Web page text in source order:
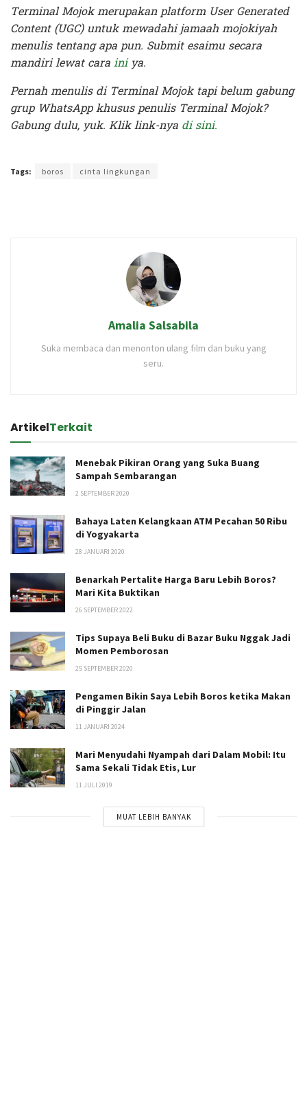
Terminal Mojok merupakan platform User Generated
Content (UGC) untuk mewadahi jamaah mojokiyah
menulis tentang apa pun. Submit esaimu secara
mandiri lewat carainiya.
Pernah menulis di Terminal Mojok tapi belum gabung
grup WhatsApp khusus penulis Terminal Mojok?
Gabung dulu, yuk. Klik link-nya di sini.
Tags: boros cinta lingkungan
Amalia Salsabila
Suka membaca dan menonton ulang film dan buku yang
seru.
ArtikelTerkait
Menebak Pikiran Orang yang Suka Buang
Sampah Sembarangan
2 SEPTEMBER 2020
Bahaya Laten Kelangkaan ATM Pecahan 50 Ribu
di Yogyakarta
28 JANUARI 2020
Benarkah Pertalite Harga Baru Lebih Boros?
Mari Kita Buktikan
26 SEPTEMBER 2022
Tips Supaya Beli Buku di Bazar Buku Nggak Jadi
Momen Pemborosan
25 SEPTEMBER 2020
Pengamen Bikin Saya Lebih Boros ketika Makan
di Pinggir Jalan
11 JANUARI 2024
Mari Menyudahi Nyampah dari Dalam Mobil: Itu
Sama Sekali Tidak Etis, Lur
11 JULI 2019
MUAT LEBIH BANYAK